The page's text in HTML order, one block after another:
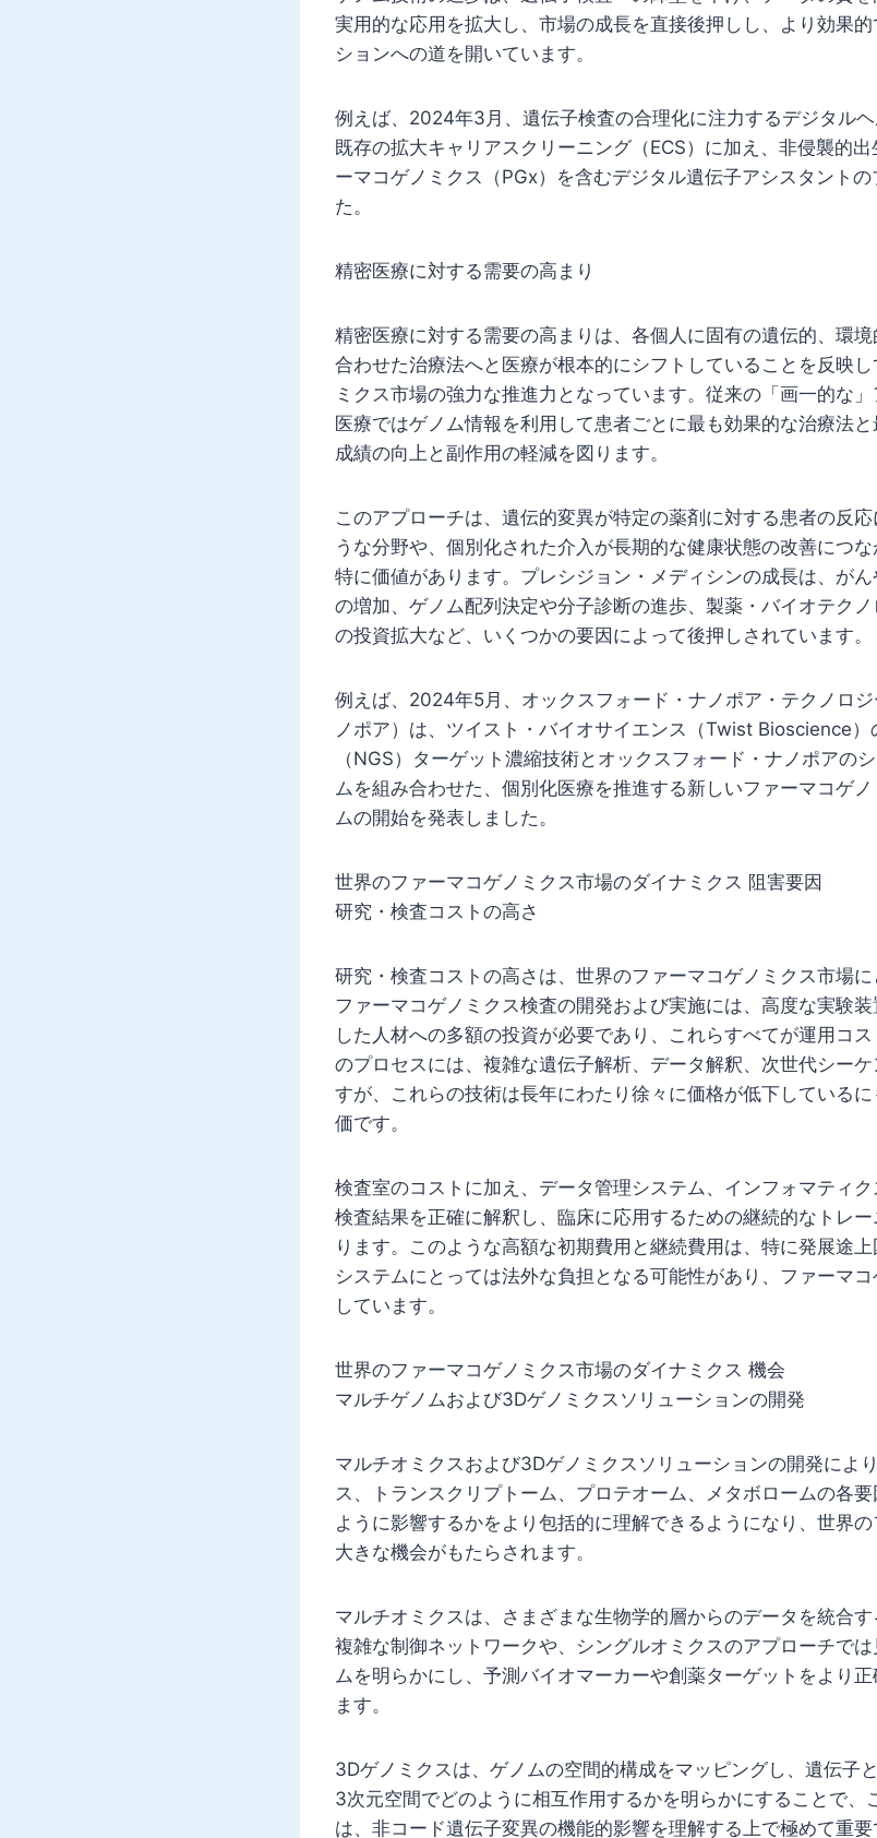
実用的な応用を拡大し、市場の成長を直接後押しし、より効果
ションへの道を開いています。
例えば、2024年3月、遺伝子検査の合理化に注力するデジタル
既存の拡大キャリアスクリーニング（ECS）に加え、非侵襲的
ーマコゲノミクス（PGx）を含むデジタル遺伝子アシスタント
た。
精密医療に対する需要の高まり
精密医療に対する需要の高まりは、各個人に固有の遺伝的、環
合わせた治療法へと医療が根本的にシフトしていることを反映
ミクス市場の強力な推進力となっています。従来の「画一的な
医療ではゲノム情報を利用して患者ごとに最も効果的な治療法
成績の向上と副作用の軽減を図ります。
このアプローチは、遺伝的変異が特定の薬剤に対する患者の反
うな分野や、個別化された介入が長期的な健康状態の改善につ
特に価値があります。プレシジョン・メディシンの成長は、が
の増加、ゲノム配列決定や分子診断の進歩、製薬・バイオテク
の投資拡大など、いくつかの要因によって後押しされています。
例えば、2024年5月、オックスフォード・ナノポア・テクノロ
ノポア）は、ツイスト・バイオサイエンス（Twist Bioscience
（NGS）ターゲット濃縮技術とオックスフォード・ナノポアの
ムを組み合わせた、個別化医療を推進する新しいファーマコゲ
ムの開始を発表しました。
世界のファーマコゲノミクス市場のダイナミクス 阻害要因
研究・検査コストの高さ
研究・検査コストの高さは、世界のファーマコゲノミクス市場に
ファーマコゲノミクス検査の開発および実施には、高度な実験
した人材への多額の投資が必要であり、これらすべてが運用コ
のプロセスには、複雑な遺伝子解析、データ解釈、次世代シー
すが、これらの技術は長年にわたり徐々に価格が低下している
価です。
検査室のコストに加え、データ管理システム、インフォマティ
検査結果を正確に解釈し、臨床に応用するための継続的なトレ
ります。このような高額な初期費用と継続費用は、特に発展途
システムにとっては法外な負担となる可能性があり、ファーマ
しています。
世界のファーマコゲノミクス市場のダイナミクス 機会
マルチゲノムおよび3Dゲノミクスソリューションの開発
マルチオミクスおよび3Dゲノミクスソリューションの開発によ
ス、トランスクリプトーム、プロテオーム、メタボロームの各
ように影響するかをより包括的に理解できるようになり、世界
大きな機会がもたらされます。
マルチオミクスは、さまざまな生物学的層からのデータを統合
複雑な制御ネットワークや、シングルオミクスのアプローチで
ムを明らかにし、予測バイオマーカーや創薬ターゲットをより
ます。
3Dゲノミクスは、ゲノムの空間的構成をマッピングし、遺伝子
3次元空間でどのように相互作用するかを明らかにすることで、
は、非コード遺伝子変異の機能的影響を理解する上で極めて重